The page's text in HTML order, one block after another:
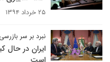
۲۵ خرداد ۱۳۹۴
نبرد بر سر
ایران در حال